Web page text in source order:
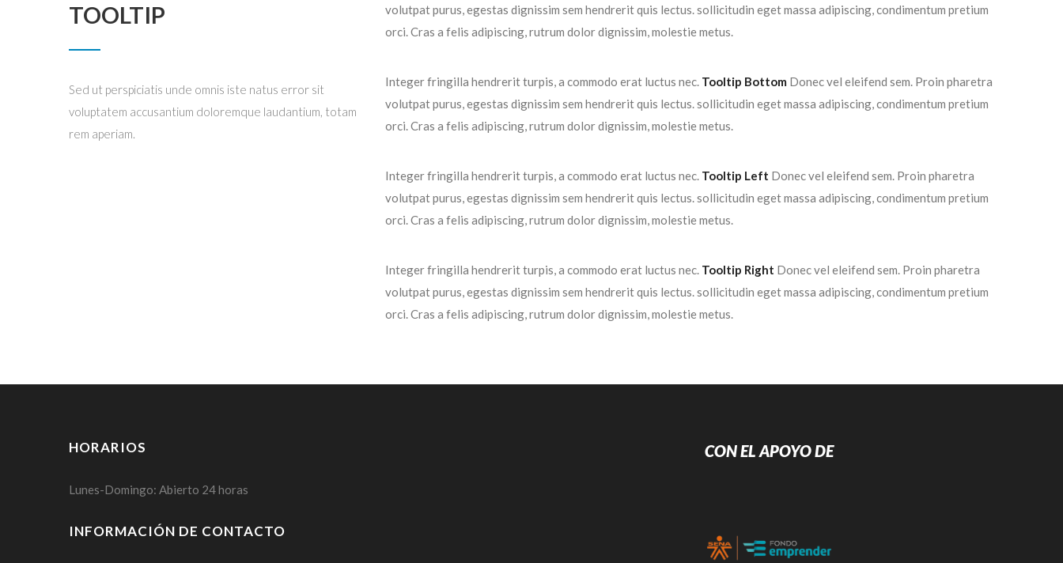
TOOLTIP
Sed ut perspiciatis unde omnis iste natus error sit
voluptatem accusantium doloremque laudantium, totam
rem aperiam.
volutpat purus, egestas dignissim sem hendrerit quis lectus. sollicitudin eget massa adipiscing, condimentum pretium
orci. Cras a felis adipiscing, rutrum dolor dignissim, molestie metus.
Integer fringilla hendrerit turpis, a commodo erat luctus nec. Tooltip Bottom Donec vel eleifend sem. Proin pharetra
volutpat purus, egestas dignissim sem hendrerit quis lectus. sollicitudin eget massa adipiscing, condimentum pretium
orci. Cras a felis adipiscing, rutrum dolor dignissim, molestie metus.
Integer fringilla hendrerit turpis, a commodo erat luctus nec. Tooltip Left Donec vel eleifend sem. Proin pharetra
volutpat purus, egestas dignissim sem hendrerit quis lectus. sollicitudin eget massa adipiscing, condimentum pretium
orci. Cras a felis adipiscing, rutrum dolor dignissim, molestie metus.
Integer fringilla hendrerit turpis, a commodo erat luctus nec. Tooltip Right Donec vel eleifend sem. Proin pharetra
volutpat purus, egestas dignissim sem hendrerit quis lectus. sollicitudin eget massa adipiscing, condimentum pretium
orci. Cras a felis adipiscing, rutrum dolor dignissim, molestie metus.
HORARIOS
Lunes-Domingo: Abierto 24 horas
INFORMACIÓN DE CONTACTO
CON EL APOYO DE